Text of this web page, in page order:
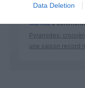
Data Deletion
Manfoua
Pyramides,
une saison record